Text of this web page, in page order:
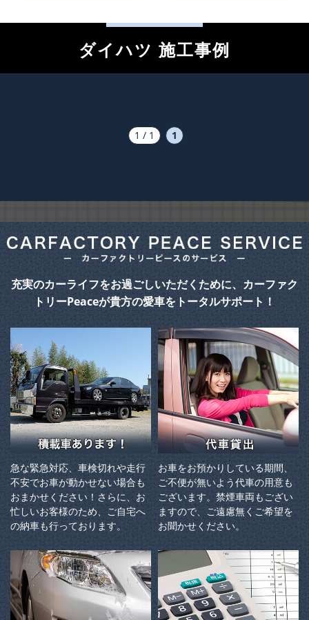
ダイハツ 施工事例
1 / 1 1
充実のカーライフをお過ごしいただくために、カーファク
トリーPeaceが貴方の愛車をトータルサポート！
急な緊急対応、車検切れや走行
不安でお車が動かせない場合も
おまかせください！さらに、お
忙しいお客様のため、ご自宅へ
の納⾞も⾏っております。
お車をお預かりしている期間、
ご不便が無いよう代車の用意も
ございます。禁煙車両もござい
ますので、ご遠慮無くご希望を
お聞かせください。